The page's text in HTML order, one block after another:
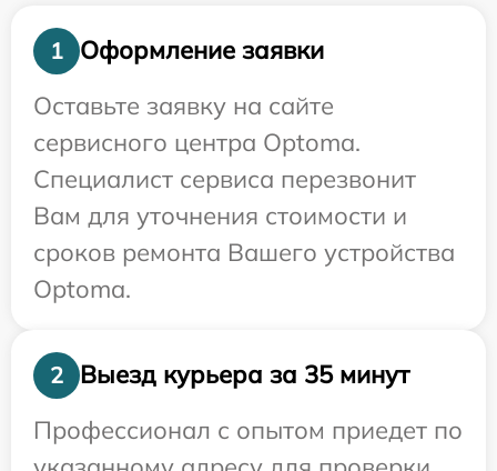
1
Оформление заявки
Оставьте заявку на сайте
сервисного центра Optoma.
Специалист сервиса перезвонит
Вам для уточнения стоимости и
сроков ремонта Вашего устройства
Optoma.
2
Выезд курьера за 35 минут
Профессионал с опытом приедет по